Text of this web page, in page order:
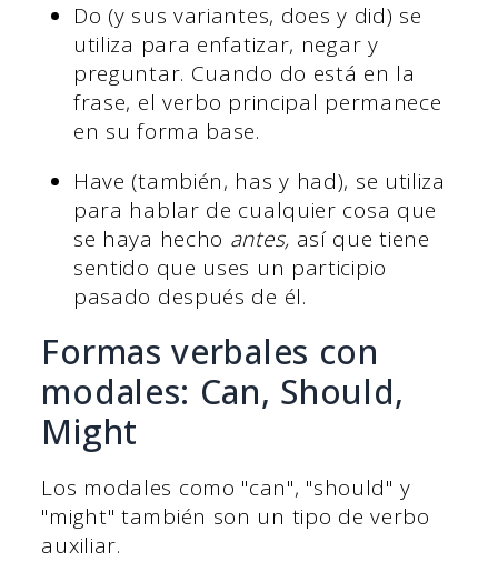
Do (y sus variantes, does y did) se
utiliza para enfatizar, negar y
preguntar. Cuando do está en la
frase, el verbo principal permanece
en su forma base.
Have (también, has y had), se utiliza
para hablar de cualquier cosa que
se haya hecho antes, así que tiene
sentido que uses un participio
pasado después de él.
Formas verbales con
modales: Can, Should,
Might
Los modales como "can", "should" y
"might" también son un tipo de verbo
auxiliar.